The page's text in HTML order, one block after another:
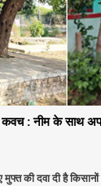
: नीम के साथ
की दवा दी है